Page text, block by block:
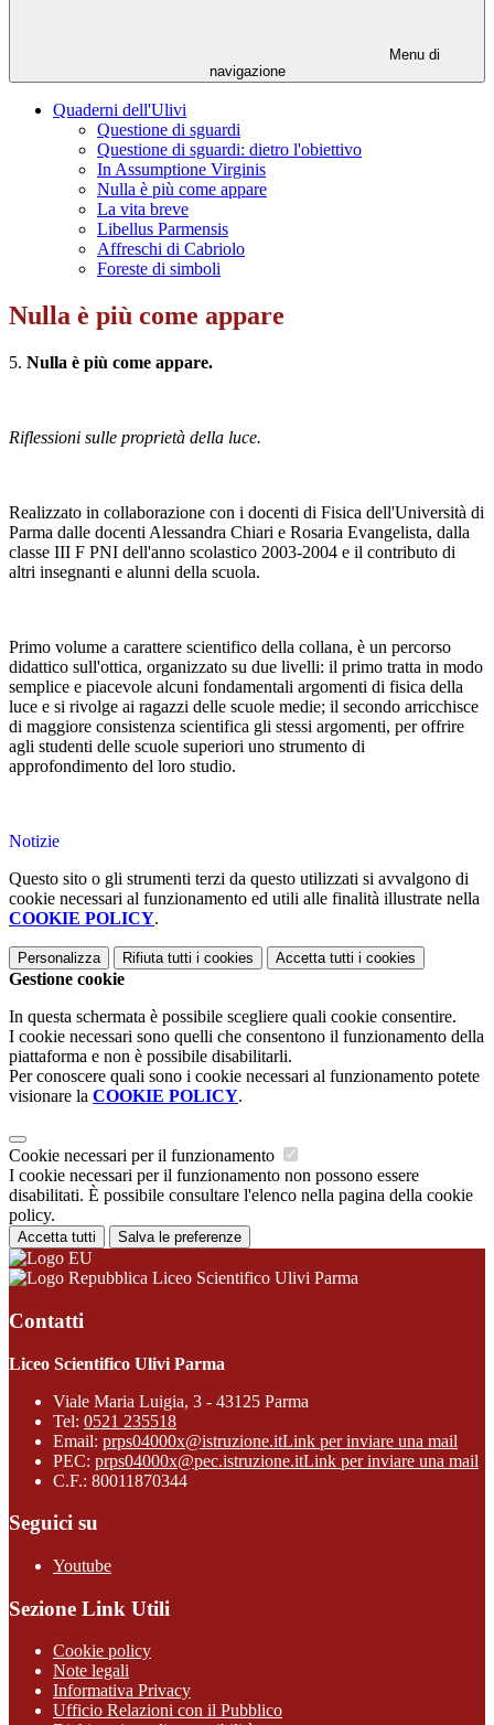
Menu di
navigazione
Quaderni dell'Ulivi
Questione di sguardi
Questione di sguardi: dietro l'obiettivo
In Assumptione Virginis
Nulla è più come appare
La vita breve
Libellus Parmensis
Affreschi di Cabriolo
Foreste di simboli
Nulla è più come appare
5. Nulla è più come appare.
Riflessioni sulle proprietà della luce.
Realizzato in collaborazione con i docenti di Fisica dell'Università di
Parma dalle docenti Alessandra Chiari e Rosaria Evangelista, dalla
classe III F PNI dell'anno scolastico 2003-2004 e il contributo di
altri insegnanti e alunni della scuola.
Primo volume a carattere scientifico della collana, è un percorso
didattico sull'ottica, organizzato su due livelli: il primo tratta in modo
semplice e piacevole alcuni fondamentali argomenti di fisica della
luce e si rivolge ai ragazzi delle scuole medie; il secondo arricchisce
di maggiore consistenza scientifica gli stessi argomenti, per offrire
agli studenti delle scuole superiori uno strumento di
approfondimento del loro studio.
Notizie
Questo sito o gli strumenti terzi da questo utilizzati si avvalgono di
cookie necessari al funzionamento ed utili alle finalità illustrate nella
COOKIE POLICY.
Personalizza Rifiuta tutti i cookies Accetta tutti i cookies
Gestione cookie
In questa schermata è possibile scegliere quali cookie consentire.
I cookie necessari sono quelli che consentono il funzionamento della
piattaforma e non è possibile disabilitarli.
Per conoscere quali sono i cookie necessari al funzionamento potete
visionare la COOKIE POLICY.
Cookie necessari per il funzionamento
I cookie necessari per il funzionamento non possono essere
disabilitati. È possibile consultare l'elenco nella pagina della cookie
policy.
Accetta tutti Salva le preferenze
Liceo Scientifico Ulivi Parma
Contatti
Liceo Scientifico Ulivi Parma
Viale Maria Luigia, 3 - 43125 Parma
Tel: 0521 235518
Email: prps04000x@istruzione.itLink per inviare una mail
PEC: prps04000x@pec.istruzione.itLink per inviare una mail
C.F.: 80011870344
Seguici su
Youtube
Sezione Link Utili
Cookie policy
Note legali
Informativa Privacy
Ufficio Relazioni con il Pubblico